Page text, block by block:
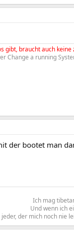
gibt, braucht auch keine
Change a running
der bootet man
Ich mag
Und wenn ich
jeder, der mich noch nie